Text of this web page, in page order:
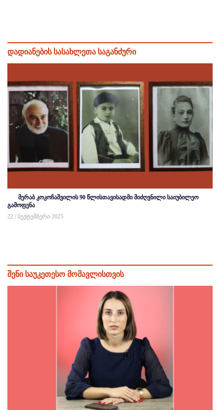
დადიანების სასახლეთა საგანძური
მერაბ კოკოჩაშვილის 90 წლისთავისადმი მიძღვნილი საიუბილეო
გამოფენა
22 / სექტემბერი 2025
შენი საუკეთესო მომავლისთვის